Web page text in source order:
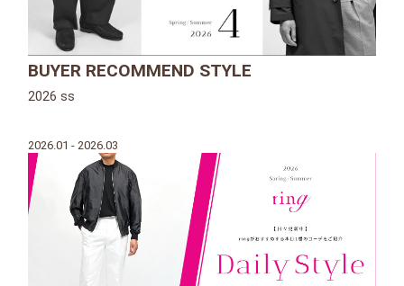
BUYER RECOMMEND STYLE
2026 ss
2026.01 - 2026.03